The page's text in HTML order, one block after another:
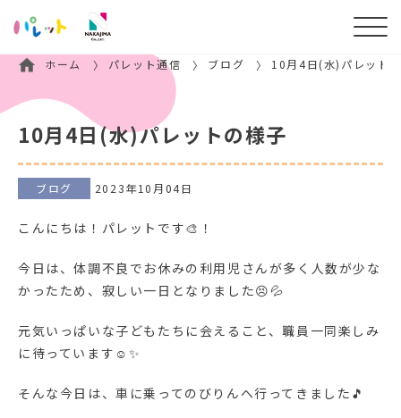
ホーム パレット通信 ブログ 10月4日(水)パレット
10月4日(水)パレットの様子
ブログ 2023年10月04日
こんにちは！パレットです🎨！
今日は、体調不良でお休みの利用児さんが多く人数が少な
かったため、寂しい一日となりました😣💦
元気いっぱいな子どもたちに会えること、職員一同楽しみ
に待っています☺✨
そんな今日は、車に乗ってのびりんへ行ってきました🎵